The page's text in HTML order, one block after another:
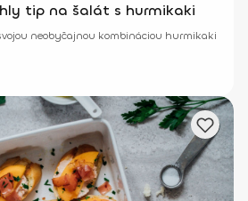
tip na šalát s hurmikaki
neobyčajnou kombináciou hurmikaki